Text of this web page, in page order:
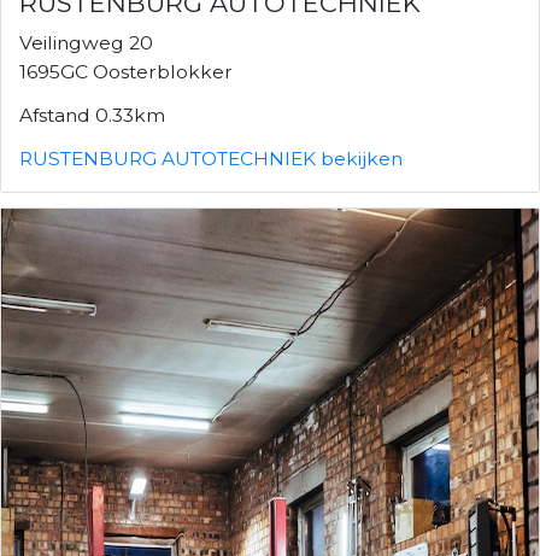
Veilingweg 20
1695GC Oosterblokker
Afstand 0.33km
RUSTENBURG AUTOTECHNIEK bekijken